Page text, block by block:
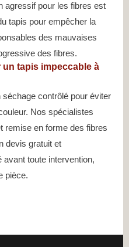
agressif pour les fibres est
tapis pour empêcher la
des mauvaises
des fibres.
tapis impeccable à
contrôlé pour éviter
Nos spécialistes
remise en forme des fibres
devis gratuit et
toute intervention,
pièce.